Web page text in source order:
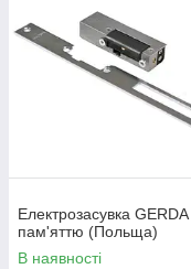
Електрозасувка GERDA
пам'яттю (Польща)
В наявності